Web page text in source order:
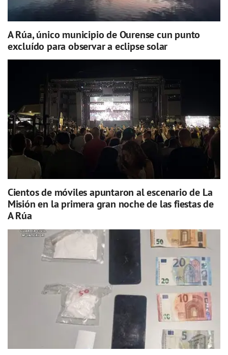
A Rúa, único municipio de Ourense cun punto
excluído para observar a eclipse solar
Cientos de móviles apuntaron al escenario de La
Misión en la primera gran noche de las fiestas de
A Rúa